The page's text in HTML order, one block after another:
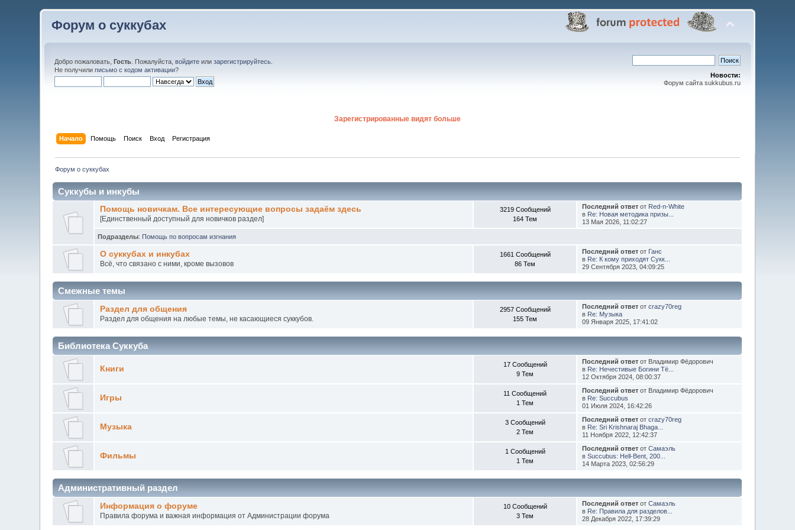
Форум о суккубах
Добро пожаловать,Гость . Пожалуйста,войдите илизарегистрируйтесь
Не получилиписьмо с кодом активации?
Новости:
Форум сайта sukkubus.ru
Зарегистрированные видят больше
Начало Помощь Поиск Вход Регистрация
Форум о суккубах
Суккубы и инкубы
Помощь новичкам. Все интересующие вопросы задаём здесь
[Единственный доступный для новичков раздел]
3219 Сообщений
164 Тем
Последний ответот Red-n-White
в Re: Новая методика призы...
13 Мая 2026, 11:02:27
Подразделы: Помощь по вопросам изгнания
О суккубах и инкубах
Всё, что связано с ними, кроме вызовов
1661 Сообщений
86 Тем
Последний ответот Ганс
в Re: К кому приходят Сукк...
29 Сентября 2023, 04:09:25
Смежные темы
Раздел для общения
Раздел для общения на любые темы, не касающиеся суккубов.
2957 Сообщений
155 Тем
Последний ответот crazy70reg
в Re: Музыка
09 Января 2025, 17:41:02
Библиотека Суккуба
Книги
17 Сообщений
9 Тем
Последний ответот Владимир Фёдорович
в Re: Нечестивые Богини Тё...
12 Октября 2024, 08:00:37
Игры
11 Сообщений
1 Тем
Последний ответот Владимир Фёдорович
в Re: Succubus
01 Июля 2024, 16:42:26
Музыка
3 Сообщений
2 Тем
Последний ответот crazy70reg
в Re: Sri Krishnaraj Bhaga...
11 Ноября 2022, 12:42:37
Фильмы
1 Сообщений
1 Тем
Последний ответот Самаэль
в Succubus: Hell-Bent, 200...
14 Марта 2023, 02:56:29
Административный раздел
Информация о форуме
Правила форума и важная информация от Администрации форума
10 Сообщений
3 Тем
Последний ответот Самаэль
в Re: Правила для разделов...
28 Декабря 2022, 17:39:29